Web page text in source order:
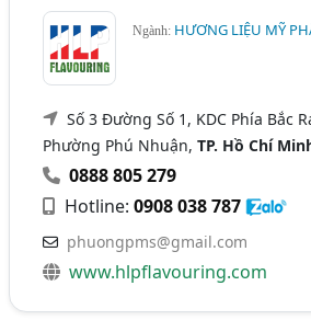
Ngành: HƯƠNG LIỆU MỸ
Số 3 Đường Số 1, KDC Phía Bắc
Phường Phú Nhuận,TP. Hồ Chí
0888 805 279
Hotline:0908 038 787
phuongpms@gmail.com
www.hlpflavouring.com